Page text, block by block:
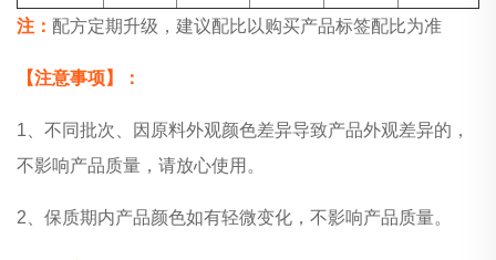
注： 配方定期升级，建议配比以购买产品标签配比为准
【注意事项】：
1、不同批次、因原料外观颜色差异导致产品外观差异的，
不影响产品质量，请放心使用。
2、保质期内产品颜色如有轻微变化，不影响产品质量。